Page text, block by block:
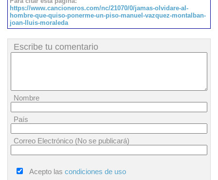
https://www.cancioneros.com/nc/21070/0/jamas-olvidare-al-
hombre-que-quiso-ponerme-un-piso-manuel-vazquez-montalban-
joan-lluis-moraleda
Escribe tu comentario
Nombre
País
Correo Electrónico (No se publicará)
Acepto las condiciones de uso